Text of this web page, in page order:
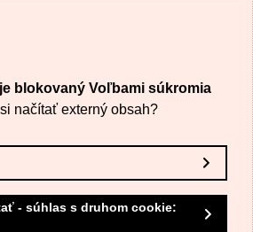
blokovaný Voľbami súkromia
načítať externý obsah?
- súhlas s druhom cookie: